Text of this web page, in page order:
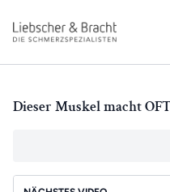
Dieser Muskel macht